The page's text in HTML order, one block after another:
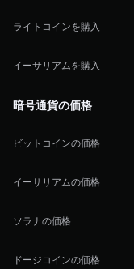
ライトコインを購入
イーサリアムを購入
暗号通貨の価格
ビットコインの価格
イーサリアムの価格
ソラナの価格
ドージコインの価格